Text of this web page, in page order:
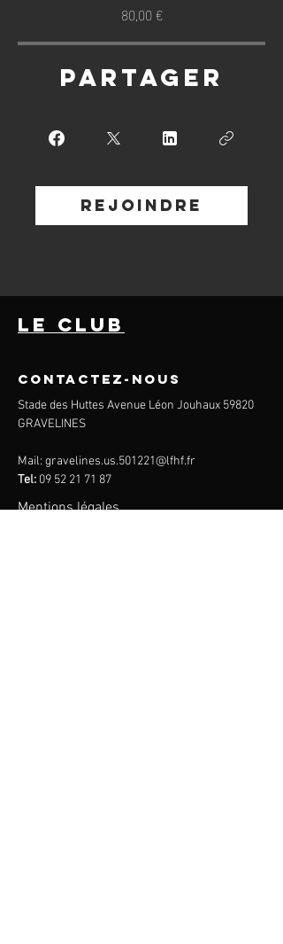
80,00 €
Partager
Rejoindre
le club
CONtactez-nous
Stade des Huttes Avenue Léon Jouhaux 59820
GRAVELINES
Mail: gravelines.us.501221@lfhf.fr
Tel: 09 52 21 71 87
Mentions légales